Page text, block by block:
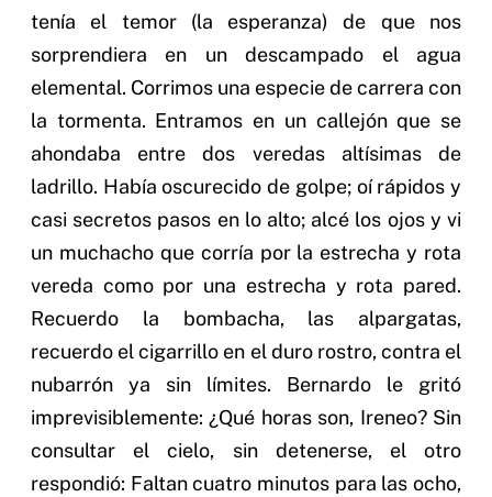
tenía el temor (la esperanza) de que nos
sorprendiera en un descampado el agua
elemental. Corrimos una especie de carrera con
la tormenta. Entramos en un callejón que se
ahondaba entre dos veredas altísimas de
ladrillo. Había oscurecido de golpe; oí rápidos y
casi secretos pasos en lo alto; alcé los ojos y vi
un muchacho que corría por la estrecha y rota
vereda como por una estrecha y rota pared.
Recuerdo la bombacha, las alpargatas,
recuerdo el cigarrillo en el duro rostro, contra el
nubarrón ya sin límites. Bernardo le gritó
imprevisiblemente: ¿Qué horas son, Ireneo? Sin
consultar el cielo, sin detenerse, el otro
respondió: Faltan cuatro minutos para las ocho,